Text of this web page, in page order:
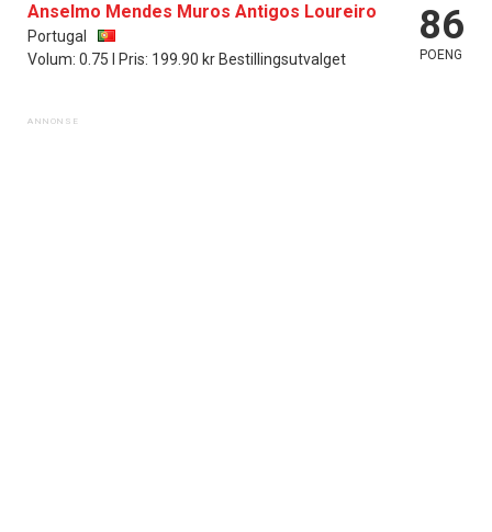
Anselmo Mendes Muros Antigos Loureiro
Portugal
Volum: 0.75 l Pris: 199.90 kr Bestillingsutvalget
86
POENG